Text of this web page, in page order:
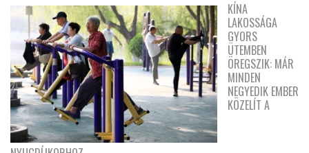
KÍNA
LAKOSSÁGA
GYORS
ÜTEMBEN
ÖREGSZIK: MÁR
MINDEN
NEGYEDIK EMBER
KÖZELÍT A